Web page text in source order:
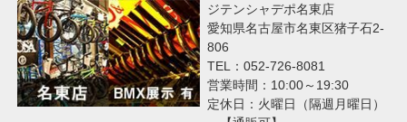
ジテンシャデポ名東店
愛知県名古屋市名東区猪子石2-
806
TEL：052-726-8081
営業時間：10:00～19:30
定休日：火曜日（隔週月曜日）